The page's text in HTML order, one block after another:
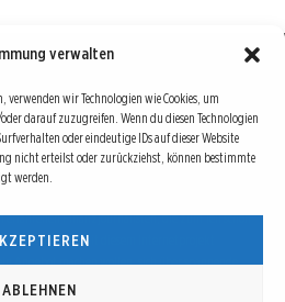
verwalten
wir Technologien wie Cookies, um
darauf zuzugreifen. Wenn du diesen Technologien
oder eindeutige IDs auf dieser Website
nicht erteilst oder zurückziehst, können bestimmte
werden.
ABLEHNEN
global
vor allem drei Dinge: Verlässliche Informationen,
Informationsquellen. Diese drei Bausteine sind
Global.
erfahrenen Finanzjournalisten, die zum Teil schon
leben und mit diesem Internetprojekt
Angebot machen wollen, sich über spannende
Risiken von Börsen-Investments zu informieren.